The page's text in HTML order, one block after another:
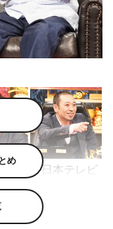
書』（日本テレビ
引き続き芸人ゲ
とろサーモン）、
め